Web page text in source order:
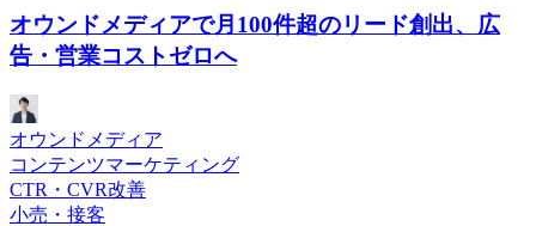
オウンドメディアで月100件超のリード創出、広
告・営業コストゼロへ
オウンドメディア
コンテンツマーケティング
CTR・CVR改善
小売・接客